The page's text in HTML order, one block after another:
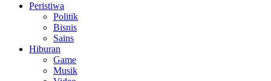
Peristiwa
Politik
Bisnis
Sains
Hiburan
Game
Musik